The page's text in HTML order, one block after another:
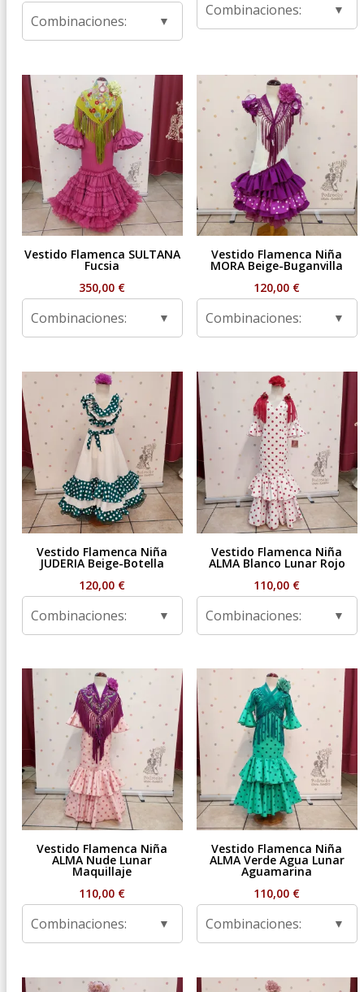
Combinaciones:
Combinaciones:
Vestido Flamenca SULTANA
Fucsia
350,00 €
Combinaciones:
Vestido Flamenca Niña
MORA Beige-Buganvilla
120,00 €
Combinaciones:
Vestido Flamenca Niña
JUDERIA Beige-Botella
120,00 €
Combinaciones:
Vestido Flamenca Niña
ALMA Blanco Lunar Rojo
110,00 €
Combinaciones:
Vestido Flamenca Niña
ALMA Nude Lunar
Maquillaje
110,00 €
Combinaciones:
Vestido Flamenca Niña
ALMA Verde Agua Lunar
Aguamarina
110,00 €
Combinaciones: